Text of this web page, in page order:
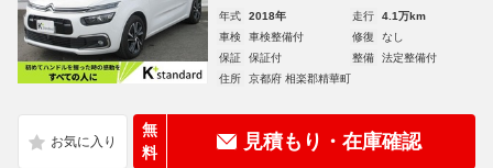
年式 2018年 走行
4.1万km
車検
車検整備付 修復
なし
保証
保証付 整備
法定整備付
住所
京都府 相楽郡精華町
無
料
見積もり・在庫確認